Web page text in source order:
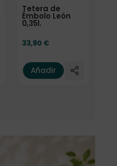
Tetera de
Émbolo León
0,35l.
33,90 €
Añadir